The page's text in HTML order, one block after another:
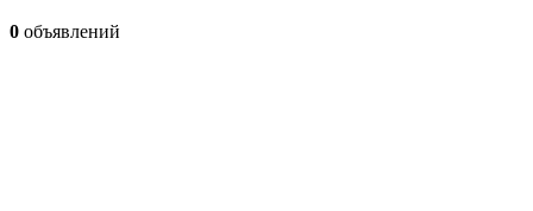
0 объявлений